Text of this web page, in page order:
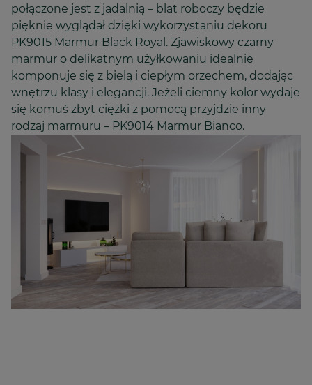
połączone jest z jadalnią – blat roboczy będzie
pięknie wyglądał dzięki wykorzystaniu dekoru
PK9015 Marmur Black Royal. Zjawiskowy czarny
marmur o delikatnym użyłkowaniu idealnie
komponuje się z bielą i ciepłym orzechem, dodając
wnętrzu klasy i elegancji. Jeżeli ciemny kolor wydaje
się komuś zbyt ciężki z pomocą przyjdzie inny
rodzaj marmuru – PK9014 Marmur Bianco.